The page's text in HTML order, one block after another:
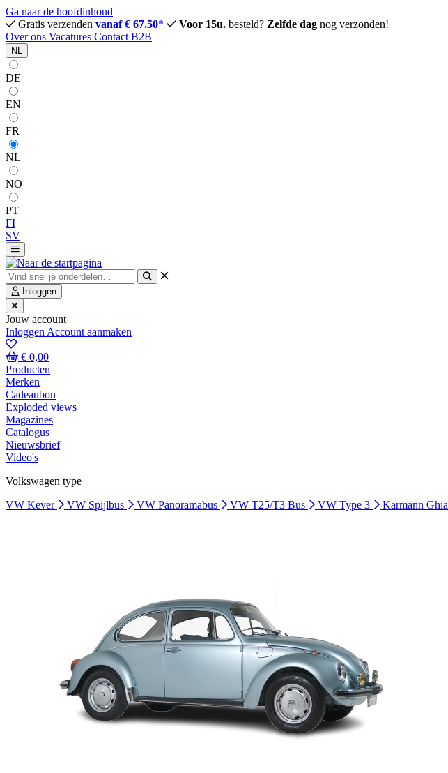
Ga naar de hoofdinhoud
Gratis verzenden vanaf € 67.50* Voor 15u. besteld? Zelfde dag nog verzonden!
Over ons Vacatures Contact B2B
NL
DE
EN
FR
NL
NO
PT
FI
SV
Inloggen
Jouw account
Inloggen Account aanmaken
€ 0,00
Producten
Merken
Cadeaubon
Exploded views
Magazines
Catalogus
Nieuwsbrief
Video's
Volkswagen type
VW Kever
VW Spijlbus VW Panoramabus VW T25/T3 Bus VW Type 3 Karmann Ghia